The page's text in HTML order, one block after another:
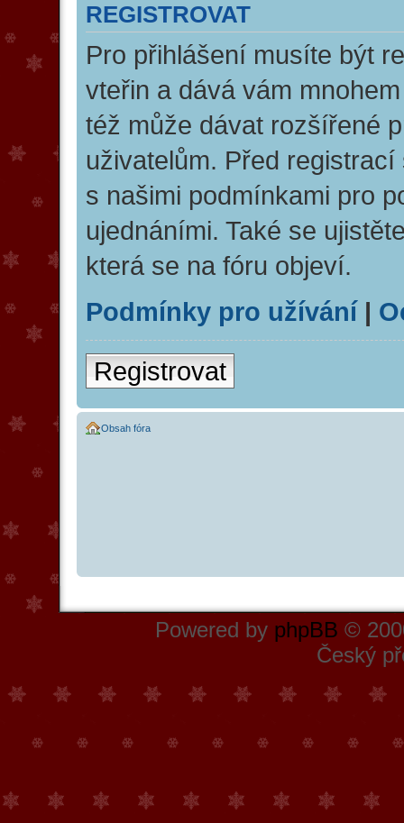
REGISTROVAT
Pro přihlášení musíte být
vteřin a dává vám
též může dávat rozšířené
uživatelům. Před
s našimi podmínkami pro
ujednáními. Také se
která se na fóru objeví.
Podmínky pro užívání|
Registrovat
Obsah fóra
Powered by phpBB ©
Český